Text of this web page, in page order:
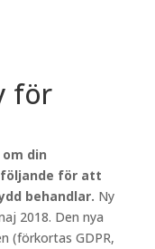
för
din
för att
behandlar. Ny
2018. Den nya
(förkortas GDPR,